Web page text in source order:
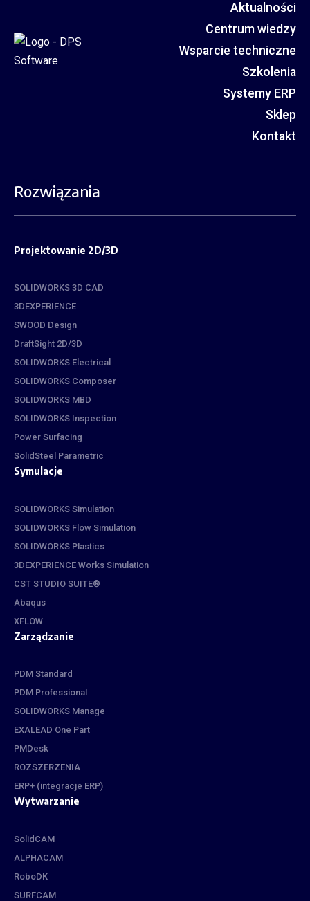
Aktualności
Centrum wiedzy
Wsparcie techniczne
Szkolenia
Systemy ERP
Sklep
Kontakt
Rozwiązania
Projektowanie 2D/3D
SOLIDWORKS 3D CAD
3DEXPERIENCE
SWOOD Design
DraftSight 2D/3D
SOLIDWORKS Electrical
SOLIDWORKS Composer
SOLIDWORKS MBD
SOLIDWORKS Inspection
Power Surfacing
SolidSteel Parametric
Symulacje
SOLIDWORKS Simulation
SOLIDWORKS Flow Simulation
SOLIDWORKS Plastics
3DEXPERIENCE Works Simulation
CST STUDIO SUITE®
Abaqus
XFLOW
Zarządzanie
PDM Standard
PDM Professional
SOLIDWORKS Manage
EXALEAD One Part
PMDesk
ROZSZERZENIA
ERP+ (integracje ERP)
Wytwarzanie
SolidCAM
ALPHACAM
RoboDK
SURFCAM